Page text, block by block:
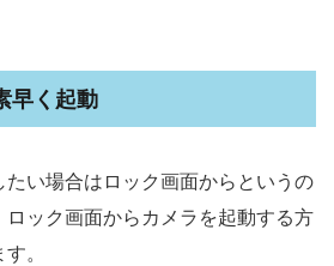
早く起動
い場合はロック画面からというの
ック画面からカメラを起動する方
。